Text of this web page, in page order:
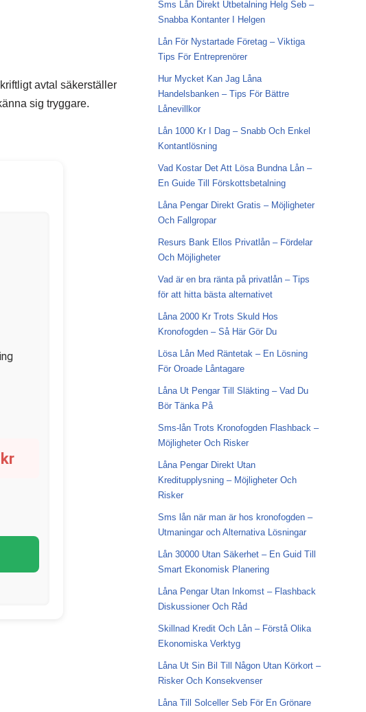
avtal säkerställer
sig tryggare.
kr
Sms Lån Direkt Utbetalning Helg Seb –
Snabba Kontanter I Helgen
Lån För Nystartade Företag – Viktiga
Tips För Entreprenörer
Hur Mycket Kan Jag Låna
Handelsbanken – Tips För Bättre
Lånevillkor
Lån 1000 Kr I Dag – Snabb Och Enkel
Kontantlösning
Vad Kostar Det Att Lösa Bundna Lån –
En Guide Till Förskottsbetalning
Låna Pengar Direkt Gratis – Möjligheter
Och Fallgropar
Resurs Bank Ellos Privatlån – Fördelar
Och Möjligheter
Vad är en bra ränta på privatlån – Tips
för att hitta bästa alternativet
Låna 2000 Kr Trots Skuld Hos
Kronofogden – Så Här Gör Du
Lösa Lån Med Räntetak – En Lösning
För Oroade Låntagare
Låna Ut Pengar Till Släkting – Vad Du
Bör Tänka På
Sms-lån Trots Kronofogden Flashback –
Möjligheter Och Risker
Låna Pengar Direkt Utan
Kreditupplysning – Möjligheter Och
Risker
Sms lån när man är hos kronofogden –
Utmaningar och Alternativa Lösningar
Lån 30000 Utan Säkerhet – En Guid Till
Smart Ekonomisk Planering
Låna Pengar Utan Inkomst – Flashback
Diskussioner Och Råd
Skillnad Kredit Och Lån – Förstå Olika
Ekonomiska Verktyg
Låna Ut Sin Bil Till Någon Utan Körkort –
Risker Och Konsekvenser
Låna Till Solceller Seb För En Grönare